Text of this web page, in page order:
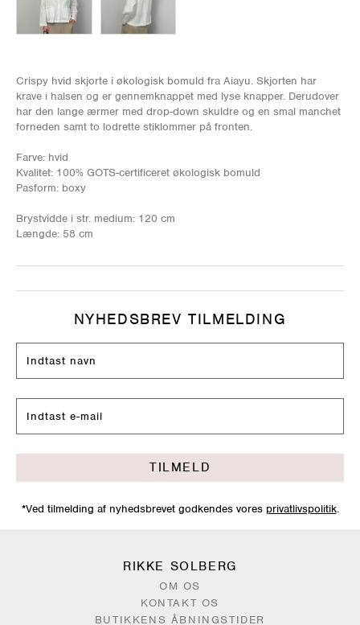
Crispy hvid skjorte i økologisk bomuld fra Aiayu. Skjorten har
krave i halsen og er gennemknappet med lyse knapper. Derudover
har den lange ærmer med drop-down skuldre og en smal manchet
forneden samt to lodrette stiklommer på fronten.
Farve: hvid
Kvalitet: 100% GOTS-certificeret økologisk bomuld
Pasform: boxy
Brystvidde i str. medium: 120 cm
Længde: 58 cm
NYHEDSBREV TILMELDING
TILMELD
*Ved tilmelding af nyhedsbrevet godkendes vores privatlivspolitik.
RIKKE SOLBERG
OM OS
KONTAKT OS
BUTIKKENS ÅBNINGSTIDER